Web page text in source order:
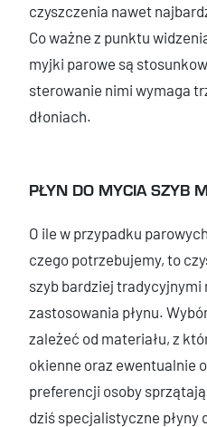
czyszczenia nawet
Co ważne z punktu
myjki parowe są
sterowanie nimi wymaga
dłoniach.
PŁYN DO MYCIA SZYB
O ile w przypadku
czego potrzebujemy, to
szyb bardziej tradycyjnymi
zastosowania płynu.
zależeć od materiału, z
okienne oraz ewentualnie
preferencji osoby
dziś specjalistyczne płyny